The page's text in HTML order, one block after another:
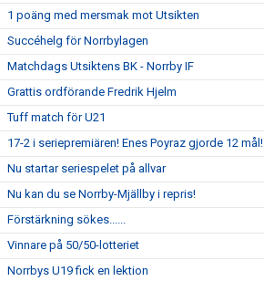
1 poäng med mersmak mot Utsikten
Succéhelg för Norrbylagen
Matchdags Utsiktens BK - Norrby IF
Grattis ordförande Fredrik Hjelm
Tuff match för U21
17-2 i seriepremiären! Enes Poyraz gjorde 12 mål!
Nu startar seriespelet på allvar
Nu kan du se Norrby-Mjällby i repris!
Förstärkning sökes......
Vinnare på 50/50-lotteriet
Norrbys U19 fick en lektion